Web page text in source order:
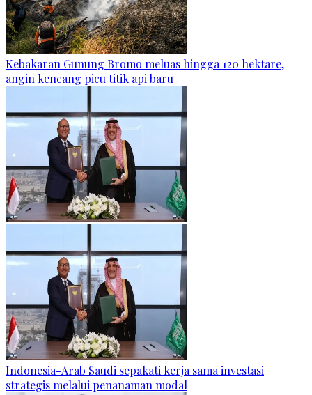
Kebakaran Gunung Bromo meluas hingga 120 hektare,
angin kencang picu titik api baru
Indonesia-Arab Saudi sepakati kerja sama investasi
strategis melalui penanaman modal